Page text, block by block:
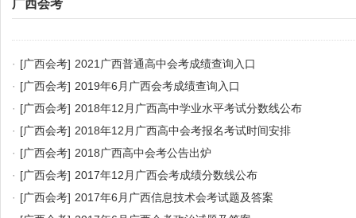
广西会考
· [广西会考] 2021广西普通高中会考成绩查询入口
· [广西会考] 2019年6月广西会考成绩查询入口
· [广西会考] 2018年12月广西高中学业水平考试分数线公布
· [广西会考] 2018年12月广西高中会考报名考试时间安排
· [广西会考] 2018广西高中会考公告出炉
· [广西会考] 2017年12月广西会考成绩分数线公布
· [广西会考] 2017年6月广西信息技术会考试题及答案